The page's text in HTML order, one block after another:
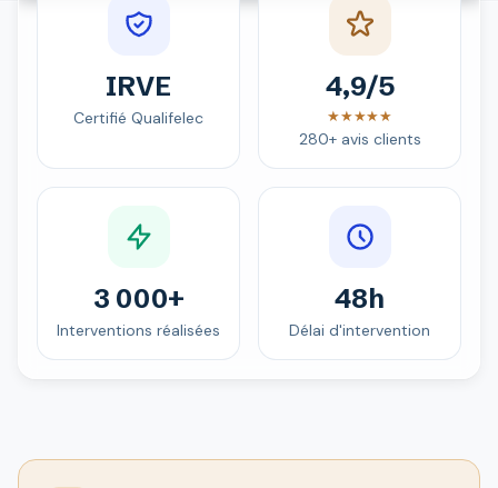
IRVE
Certifié Qualifelec
4,9/5
★★★★★
280+ avis clients
3 000+
Interventions réalisées
48h
Délai d'intervention